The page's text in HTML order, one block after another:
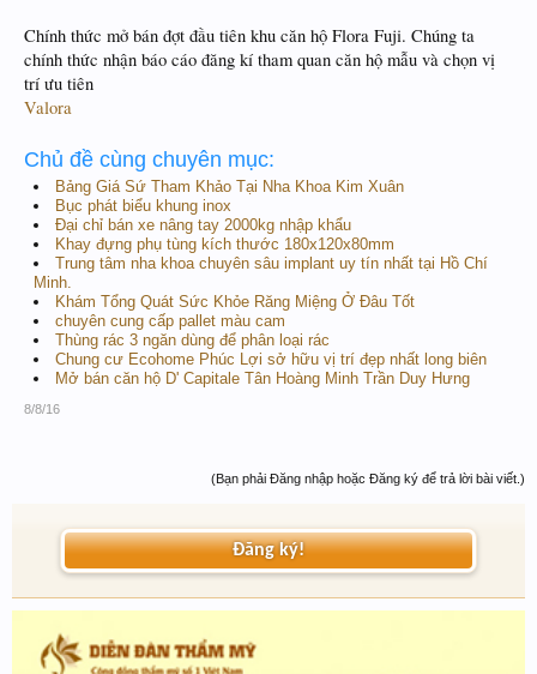
Chính thức mở bán đợt đầu tiên khu căn hộ Flora Fuji. Chúng ta
chính thức nhận báo cáo đăng kí tham quan căn hộ mẫu và chọn vị
trí ưu tiên
Valora
Chủ đề cùng chuyên mục:
Bảng Giá Sứ Tham Khảo Tại Nha Khoa Kim Xuân
Bục phát biểu khung inox
Đại chỉ bán xe nâng tay 2000kg nhập khẩu
Khay đựng phụ tùng kích thước 180x120x80mm
Trung tâm nha khoa chuyên sâu implant uy tín nhất tại Hồ Chí
Minh.
Khám Tổng Quát Sức Khỏe Răng Miệng Ở Đâu Tốt
chuyên cung cấp pallet màu cam
Thùng rác 3 ngăn dùng để phân loại rác
Chung cư Ecohome Phúc Lợi sở hữu vị trí đẹp nhất long biên
Mở bán căn hộ D' Capitale Tân Hoàng Minh Trần Duy Hưng
8/8/16
(Bạn phải Đăng nhập hoặc Đăng ký để trả lời bài viết.)
Đăng ký!